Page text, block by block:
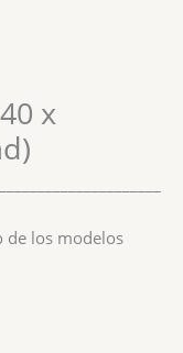
x
de los modelos